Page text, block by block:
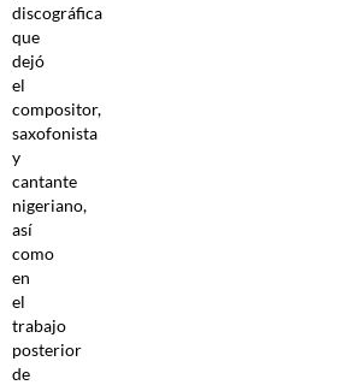
discográfica
que
dejó
el
compositor,
saxofonista
y
cantante
nigeriano,
así
como
en
el
trabajo
posterior
de